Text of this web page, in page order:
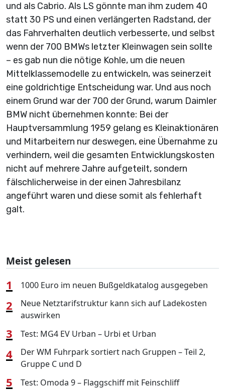
und als Cabrio. Als LS gönnte man ihm zudem 40
statt 30 PS und einen verlängerten Radstand, der
das Fahrverhalten deutlich verbesserte, und selbst
wenn der 700 BMWs letzter Kleinwagen sein sollte
– es gab nun die nötige Kohle, um die neuen
Mittelklassemodelle zu entwickeln, was seinerzeit
eine goldrichtige Entscheidung war. Und aus noch
einem Grund war der 700 der Grund, warum Daimler
BMW nicht übernehmen konnte: Bei der
Hauptversammlung 1959 gelang es Kleinaktionären
und Mitarbeitern nur deswegen, eine Übernahme zu
verhindern, weil die gesamten Entwicklungskosten
nicht auf mehrere Jahre aufgeteilt, sondern
fälschlicherweise in der einen Jahresbilanz
angeführt waren und diese somit als fehlerhaft
galt.
Meist gelesen
1 1000 Euro im neuen Bußgeldkatalog ausgegeben
2
Neue Netztarifstruktur kann sich auf Ladekosten
auswirken
3 Test: MG4 EV Urban – Urbi et Urban
4
Der WM Fuhrpark sortiert nach Gruppen – Teil 2,
Gruppe C und D
5 Test: Omoda 9 – Flaggschiff mit Feinschliff